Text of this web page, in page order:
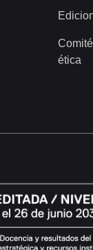
ética